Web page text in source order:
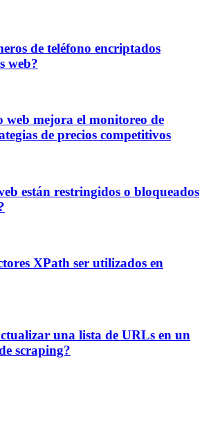
de teléfono encriptados
web?
web mejora el monitoreo de
de precios competitivos
están restringidos o bloqueados
XPath ser utilizados en
una lista de URLs en un
scraping?